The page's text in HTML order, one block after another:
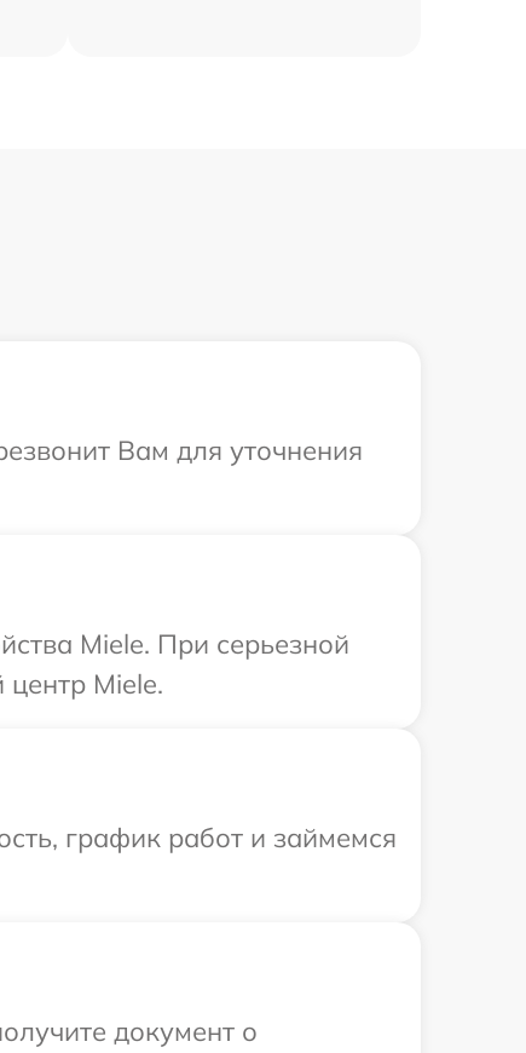
Вам для уточнения
Miele. При серьезной
Miele.
график работ и займемся
документ о